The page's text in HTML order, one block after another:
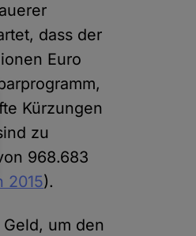
dass der
Euro
Kürzungen
zu
968.683
2015).
um den